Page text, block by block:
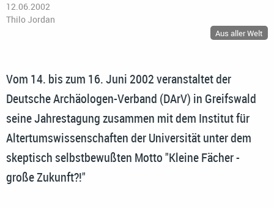
12.06.2002
Thilo Jordan
Aus aller Welt
Vom 14. bis zum 16. Juni 2002 veranstaltet der
Deutsche Archäologen-Verband (DArV) in Greifswald
seine Jahrestagung zusammen mit dem Institut für
Altertumswissenschaften der Universität unter dem
skeptisch selbstbewußten Motto "Kleine Fächer -
große Zukunft?!"